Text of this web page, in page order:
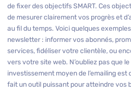
de fixer des objectifs SMART. Ces
de mesurer clairement vos progrès et
au fil du temps. Voici quelques
newsletter : informer vos abonnés,
services, fidéliser votre clientèle, ou
vers votre site web. N’oubliez pas que
investissement moyen de l’emailing est
fait un outil puissant pour atteindre vos